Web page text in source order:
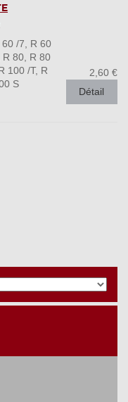
/7, R 60
80, R 80
100 /T, R
S
2,60 €
Détail